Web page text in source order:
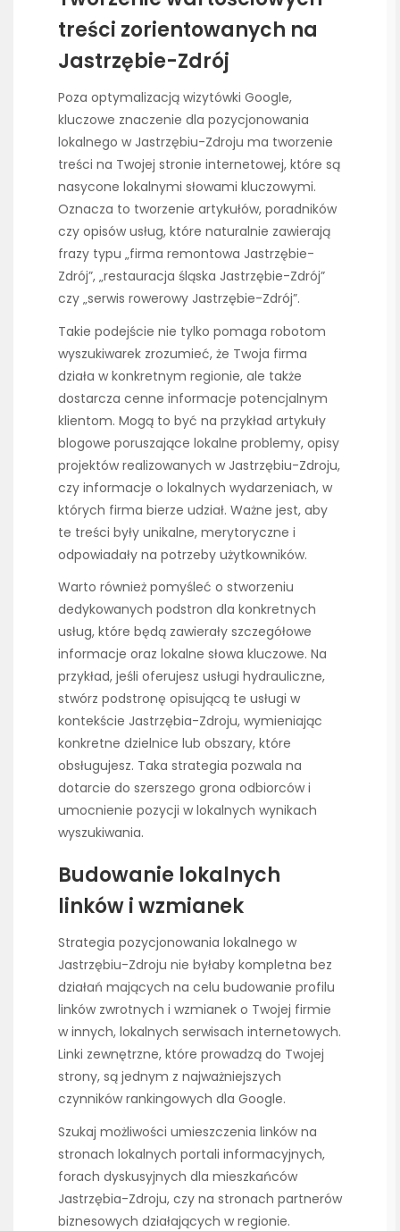
treści zorientowanych na
Jastrzębie-Zdrój
Poza optymalizacją wizytówki Google,
kluczowe znaczenie dla pozycjonowania
lokalnego w Jastrzębiu-Zdroju ma tworzenie
treści na Twojej stronie internetowej, które są
nasycone lokalnymi słowami kluczowymi.
Oznacza to tworzenie artykułów, poradników
czy opisów usług, które naturalnie zawierają
frazy typu „firma remontowa Jastrzębie-
Zdrój”, „restauracja śląska Jastrzębie-Zdrój”
czy „serwis rowerowy Jastrzębie-Zdrój”.
Takie podejście nie tylko pomaga robotom
wyszukiwarek zrozumieć, że Twoja firma
działa w konkretnym regionie, ale także
dostarcza cenne informacje potencjalnym
klientom. Mogą to być na przykład artykuły
blogowe poruszające lokalne problemy, opisy
projektów realizowanych w Jastrzębiu-Zdroju,
czy informacje o lokalnych wydarzeniach, w
których firma bierze udział. Ważne jest, aby
te treści były unikalne, merytoryczne i
odpowiadały na potrzeby użytkowników.
Warto również pomyśleć o stworzeniu
dedykowanych podstron dla konkretnych
usług, które będą zawierały szczegółowe
informacje oraz lokalne słowa kluczowe. Na
przykład, jeśli oferujesz usługi hydrauliczne,
stwórz podstronę opisującą te usługi w
kontekście Jastrzębia-Zdroju, wymieniając
konkretne dzielnice lub obszary, które
obsługujesz. Taka strategia pozwala na
dotarcie do szerszego grona odbiorców i
umocnienie pozycji w lokalnych wynikach
wyszukiwania.
Budowanie lokalnych
linków i wzmianek
Strategia pozycjonowania lokalnego w
Jastrzębiu-Zdroju nie byłaby kompletna bez
działań mających na celu budowanie profilu
linków zwrotnych i wzmianek o Twojej firmie
w innych, lokalnych serwisach internetowych.
Linki zewnętrzne, które prowadzą do Twojej
strony, są jednym z najważniejszych
czynników rankingowych dla Google.
Szukaj możliwości umieszczenia linków na
stronach lokalnych portali informacyjnych,
forach dyskusyjnych dla mieszkańców
Jastrzębia-Zdroju, czy na stronach partnerów
biznesowych działających w regionie.